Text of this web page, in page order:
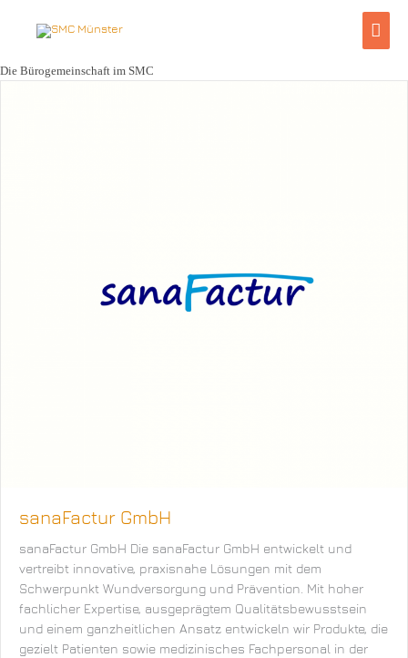
Die Bürogemeinschaft im SMC
sanaFactur GmbH
sanaFactur GmbH Die sanaFactur GmbH entwickelt und
vertreibt innovative, praxisnahe Lösungen mit dem
Schwerpunkt Wundversorgung und Prävention. Mit hoher
fachlicher Expertise, ausgeprägtem Qualitätsbewusstsein
und einem ganzheitlichen Ansatz entwickeln wir Produkte, die
gezielt Patienten sowie medizinisches Fachpersonal in der